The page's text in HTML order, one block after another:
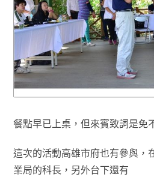
餐點早已上桌，但來賓致詞是免
這次的活動高雄市府也有參與，
業局的科長，另外台下還有